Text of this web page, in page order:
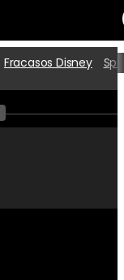
Películas
Fracasos Disney